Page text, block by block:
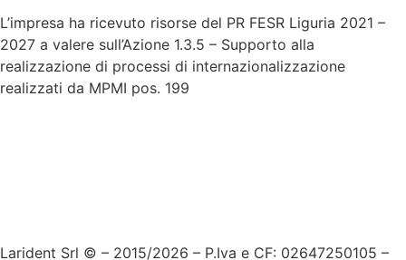
L’impresa ha ricevuto risorse del PR FESR Liguria 2021 –
2027 a valere sull’Azione 1.3.5 – Supporto alla
realizzazione di processi di internazionalizzazione
realizzati da MPMI pos. 199
Larident Srl © – 2015/2026 – P.Iva e CF: 02647250105 –